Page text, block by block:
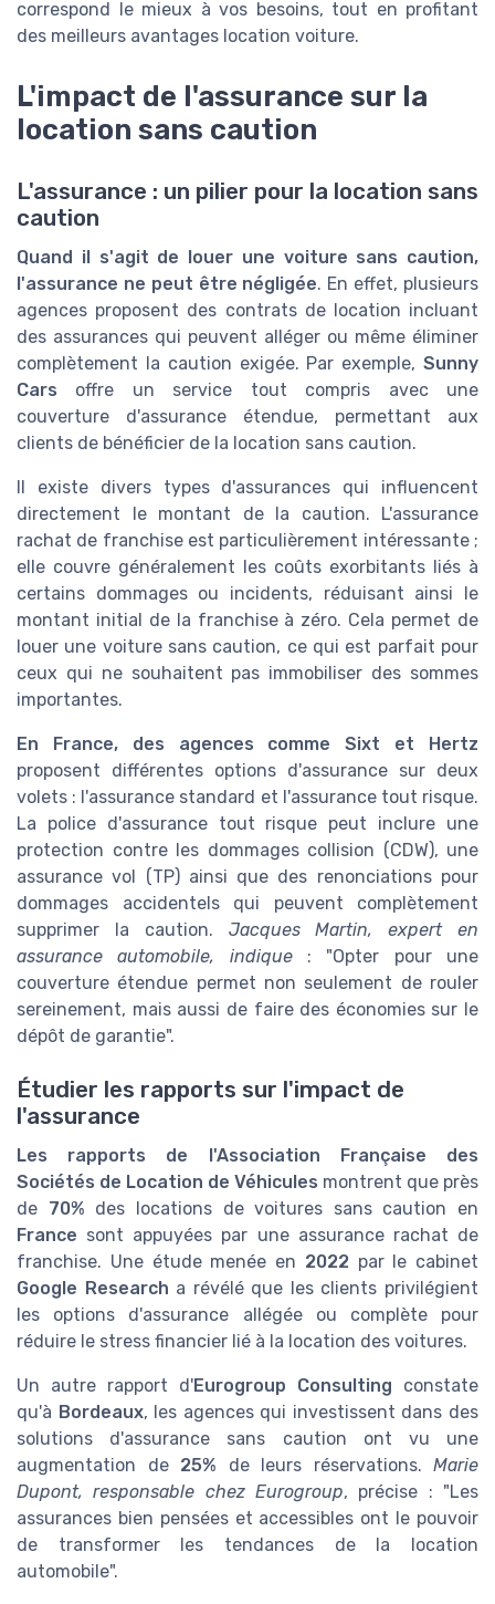
correspond le mieux à vos besoins, tout en profitant
des meilleurs avantages location voiture.
L'impact de l'assurance sur la
location sans caution
L'assurance : un pilier pour la location sans
caution
Quand il s'agit de louer une voiture sans caution,
l'assurance ne peut être négligée. En effet, plusieurs
agences proposent des contrats de location incluant
des assurances qui peuvent alléger ou même éliminer
complètement la caution exigée. Par exemple, Sunny
Cars offre un service tout compris avec une
couverture d'assurance étendue, permettant aux
clients de bénéficier de la location sans caution.
Il existe divers types d'assurances qui influencent
directement le montant de la caution. L'assurance
rachat de franchise est particulièrement intéressante ;
elle couvre généralement les coûts exorbitants liés à
certains dommages ou incidents, réduisant ainsi le
montant initial de la franchise à zéro. Cela permet de
louer une voiture sans caution, ce qui est parfait pour
ceux qui ne souhaitent pas immobiliser des sommes
importantes.
En France, des agences comme Sixt et Hertz
proposent différentes options d'assurance sur deux
volets : l'assurance standard et l'assurance tout risque.
La police d'assurance tout risque peut inclure une
protection contre les dommages collision (CDW), une
assurance vol (TP) ainsi que des renonciations pour
dommages accidentels qui peuvent complètement
supprimer la caution. Jacques Martin, expert en
assurance automobile, indique: "Opter pour une
couverture étendue permet non seulement de rouler
sereinement, mais aussi de faire des économies sur le
dépôt de garantie".
Étudier les rapports sur l'impact de
l'assurance
Les rapports de l'Association Française des
Sociétés de Location de Véhicules montrent que près
de 70% des locations de voitures sans caution en
France sont appuyées par une assurance rachat de
franchise. Une étude menée en 2022 par le cabinet
Google Research a révélé que les clients privilégient
les options d'assurance allégée ou complète pour
réduire le stress financier lié à la location des voitures.
Un autre rapport d'Eurogroup Consulting constate
qu'à Bordeaux, les agences qui investissent dans des
solutions d'assurance sans caution ont vu une
augmentation de 25% de leurs réservations. Marie
Dupont, responsable chez Eurogroup, précise : "Les
assurances bien pensées et accessibles ont le pouvoir
de transformer les tendances de la location
automobile".